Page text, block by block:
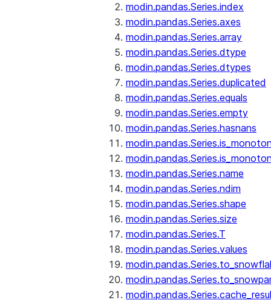
modin.pandas.Series.index
modin.pandas.Series.axes
modin.pandas.Series.array
modin.pandas.Series.dtype
modin.pandas.Series.dtypes
modin.pandas.Series.duplicated
modin.pandas.Series.equals
modin.pandas.Series.empty
modin.pandas.Series.hasnans
modin.pandas.Series.name
modin.pandas.Series.ndim
modin.pandas.Series.shape
modin.pandas.Series.size
modin.pandas.Series.T
modin.pandas.Series.values